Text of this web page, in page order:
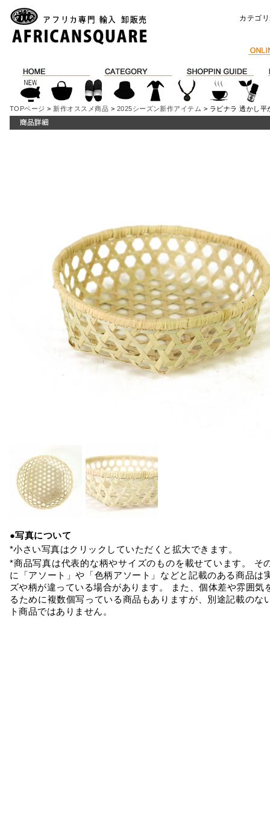
カテゴ
TOPページ > 新作オススメ商品 > 2025シーズン新作アイテム > ラビナラ 透かし平
●写真について
*小さい写真はクリックしていただくと拡大できます。
*商品写真は代表的な柄やサイズのものを載せています。 そ
に「アソート」や「色柄アソート」などと記載のある商品は
ズや柄が違っている場合があります。 また、個体差や雰囲気
るために複数個写っている商品もありますが、別途記載のな
ト商品ではありません。